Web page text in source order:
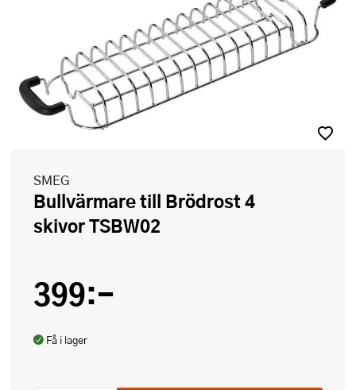
SMEG
Bullvärmare till Brödrost 4
skivor TSBW02
399:-
Få i lager